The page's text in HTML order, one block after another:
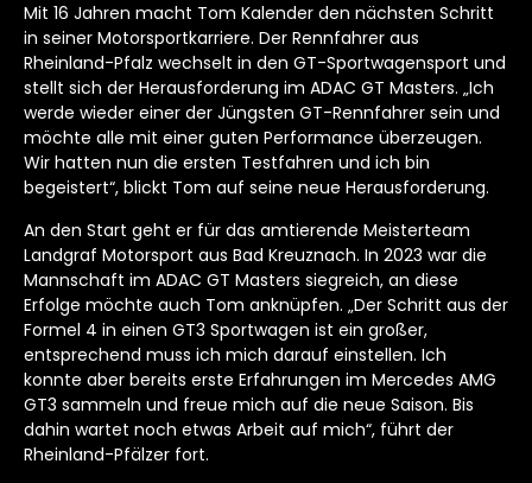
Mit 16 Jahren macht Tom Kalender den nächsten Schritt
in seiner Motorsportkarriere. Der Rennfahrer aus
Rheinland-Pfalz wechselt in den GT-Sportwagensport und
stellt sich der Herausforderung im ADAC GT Masters. „Ich
werde wieder einer der Jüngsten GT-Rennfahrer sein und
möchte alle mit einer guten Performance überzeugen.
Wir hatten nun die ersten Testfahren und ich bin
begeistert“, blickt Tom auf seine neue Herausforderung.
An den Start geht er für das amtierende Meisterteam
Landgraf Motorsport aus Bad Kreuznach. In 2023 war die
Mannschaft im ADAC GT Masters siegreich, an diese
Erfolge möchte auch Tom anknüpfen. „Der Schritt aus der
Formel 4 in einen GT3 Sportwagen ist ein großer,
entsprechend muss ich mich darauf einstellen. Ich
konnte aber bereits erste Erfahrungen im Mercedes AMG
GT3 sammeln und freue mich auf die neue Saison. Bis
dahin wartet noch etwas Arbeit auf mich“, führt der
Rheinland-Pfälzer fort.